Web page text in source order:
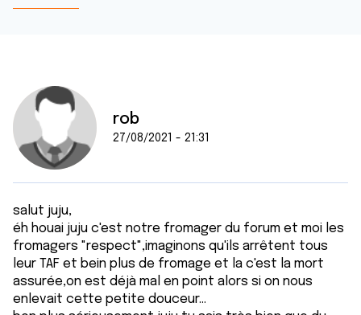
rob
27/08/2021 - 21:31
salut juju,
éh houai juju c'est notre fromager du forum et moi les
fromagers "respect",imaginons qu'ils arrêtent tous
leur TAF et bein plus de fromage et la c'est la mort
assurée,on est déjà mal en point alors si on nous
enlevait cette petite douceur...